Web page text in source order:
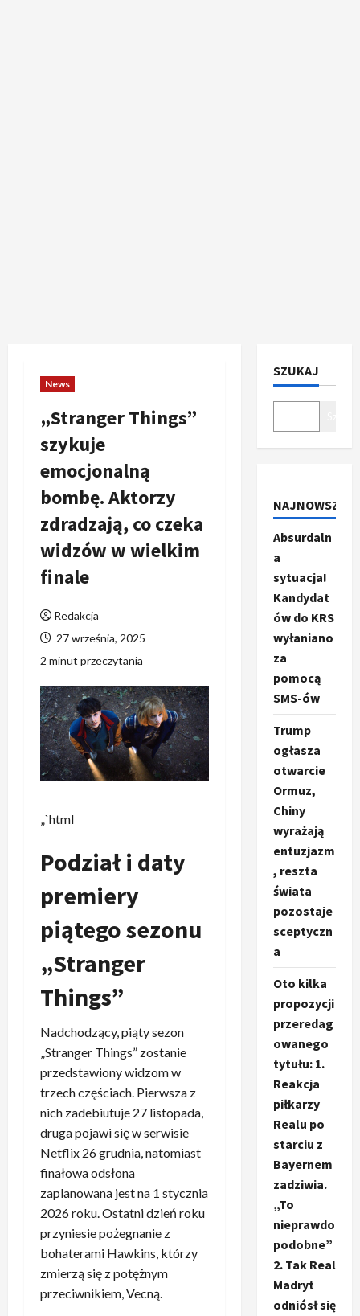
News
„Stranger Things”
szykuje
emocjonalną
bombę. Aktorzy
zdradzają, co czeka
widzów w wielkim
finale
Redakcja
27 września, 2025
2 minut przeczytania
„`html
Podział i daty
premiery
piątego sezonu
„Stranger
Things”
Nadchodzący, piąty sezon
„Stranger Things” zostanie
przedstawiony widzom w
trzech częściach. Pierwsza z
nich zadebiutuje 27 listopada,
druga pojawi się w serwisie
Netflix 26 grudnia, natomiast
finałowa odsłona
zaplanowana jest na 1 stycznia
2026 roku. Ostatni dzień roku
przyniesie pożegnanie z
bohaterami Hawkins, którzy
zmierzą się z potężnym
przeciwnikiem, Vecną.
SZUKAJ
NAJNOWSZE
Absurdaln
a
sytuacja!
Kandydat
ów do KRS
wyłaniano
za
pomocą
SMS-ów
Trump
ogłasza
otwarcie
Ormuz,
Chiny
wyrażają
entuzjazm
, reszta
świata
pozostaje
sceptyczn
a
Oto kilka
propozycji
przeredag
owanego
tytułu: 1.
Reakcja
piłkarzy
Realu po
starciu z
Bayernem
zadziwia.
„To
nieprawdo
podobne”
2. Tak Real
Madryt
odniósł się